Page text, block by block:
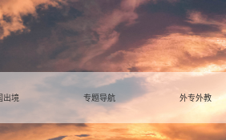
出境 专题导航 外专外教